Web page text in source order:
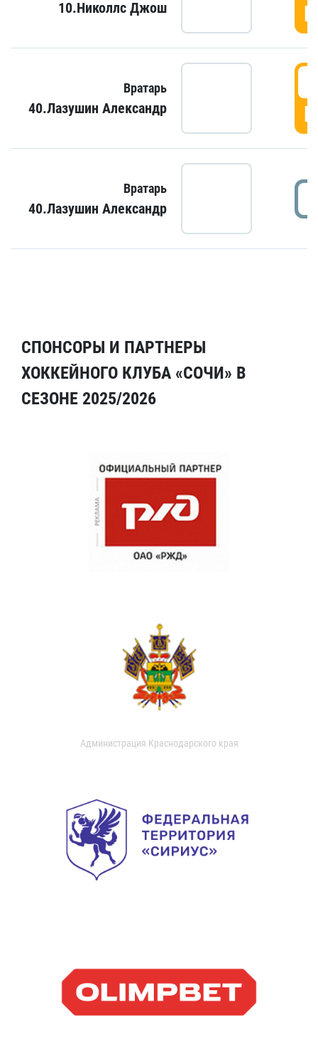
10.Николлс Джош
Вратарь
40.Лазушин Александр
Вратарь
40.Лазушин Александр
СПОНСОРЫ И ПАРТНЕРЫ
ХОККЕЙНОГО КЛУБА «СОЧИ» В
СЕЗОНЕ 2025/2026
Администрация Краснодарского края